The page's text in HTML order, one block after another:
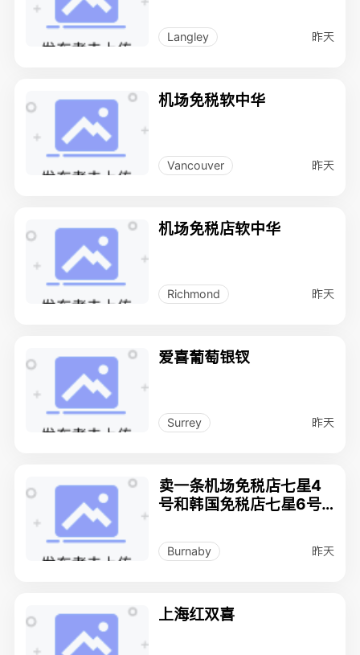
Langley 昨天
机场免税软中华
Vancouver 昨天
机场免税店软中华
Richmond 昨天
爱喜葡萄银钗
Surrey 昨天
卖一条机场免税店七星4
号和韩国免税店七星6号
话6726992519。
Burnaby 昨天
上海红双喜